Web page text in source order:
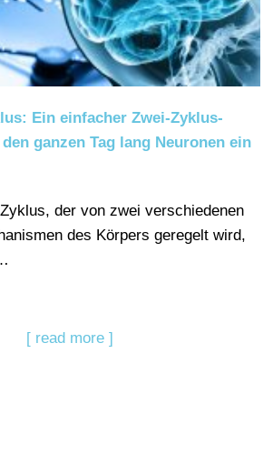
Ein einfacher Zwei-Zyklus-
ganzen Tag lang Neuronen ein
der von zwei verschiedenen
des Körpers geregelt wird,
[ read more ]